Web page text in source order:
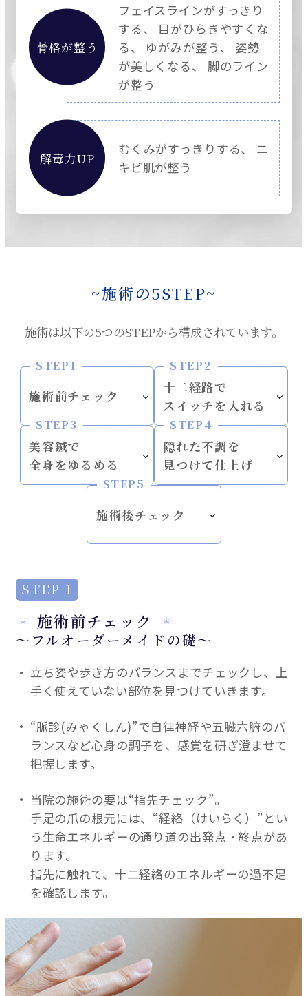
骨格が整う
フェイスラインがすっきり
する、 目がひらきやすくな
る、 ゆがみが整う、 姿勢
が美しくなる、 脚のライン
が整う
解毒力UP
むくみがすっきりする、 ニ
キビ肌が整う
~施術の5STEP~
施術は以下の5つのSTEPから構成されています。
STEP1
施術前チェック
STEP2
十二経路で
スイッチを入れる
STEP3
美容鍼で
全身をゆるめる
STEP4
隠れた不調を
見つけて仕上げ
STEP5
施術後チェック
STEP 1
施術前チェック
～フルオーダーメイドの礎～
立ち姿や歩き方のバランスまでチェックし、上
手く使えていない部位を見つけていきます。
“脈診(みゃくしん)”で自律神経や五臓六腑のバ
ランスなど心身の調子を、感覚を研ぎ澄ませて
把握します。
当院の施術の要は“指先チェック”。
手足の爪の根元には、“経絡（けいらく）”とい
う生命エネルギーの通り道の出発点・終点があ
ります。
指先に触れて、十二経絡のエネルギーの過不足
を確認します。